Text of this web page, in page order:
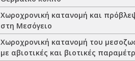
Χωροχρονική κατανομή και
στη Μεσόγειο
Χωροχρονική κατανομή του
με αβιοτικές και βιοτικές